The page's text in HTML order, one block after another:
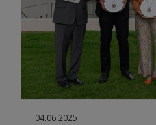
04.06.2025